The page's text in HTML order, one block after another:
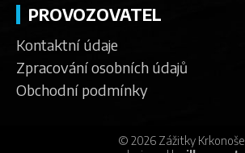
PROVOZOVATEL
Kontaktní údaje
Zpracování osobních údajů
Obchodní podmínky
© 2026 Zážitky Krkonoše